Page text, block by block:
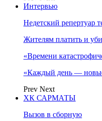
Интервью
Недетский репертуар
Жителям платить и
«Времени
«Каждый день —
Prev Next
ХК САРМАТЫ
Вызов в сборную